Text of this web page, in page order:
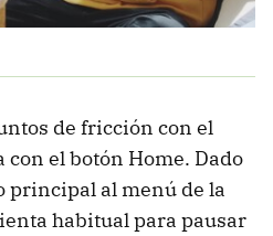
de fricción con el
con el botón Home. Dado
principal al menú de la
habitual para pausar